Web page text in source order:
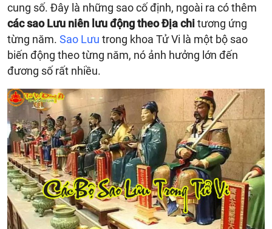
cung số. Đây là những sao cố định, ngoài ra có thêm
các sao Lưu niên lưu động theo Địa chitương ứng
từng năm. Sao Lưu trong khoa Tử Vi là một bộ sao
biến động theo từng năm, nó ảnh hưởng lớn đến
đương số rất nhiều.